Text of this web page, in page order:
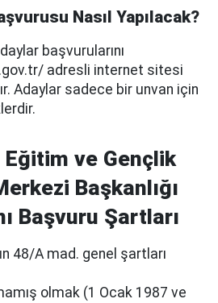
Nasıl Yapılacak?
başvurularını
adresli internet sitesi
Adaylar sadece bir unvan için
ve Gençlik
Başkanlığı
Başvuru Şartları
48/A mad. genel şartları
olmak (1 Ocak 1987 ve